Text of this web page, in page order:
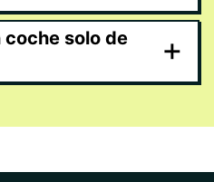
coche solo de
+